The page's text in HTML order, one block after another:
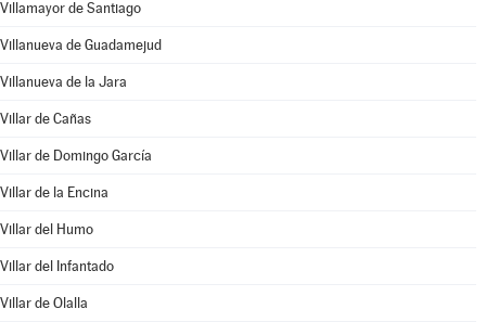
Villamayor de Santiago
Villanueva de Guadamejud
Villanueva de la Jara
Villar de Cañas
Villar de Domingo García
Villar de la Encina
Villar del Humo
Villar del Infantado
Villar de Olalla